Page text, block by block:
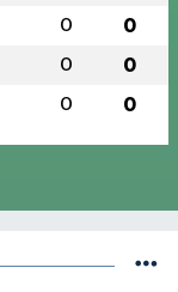
0 0
0 0
0 0